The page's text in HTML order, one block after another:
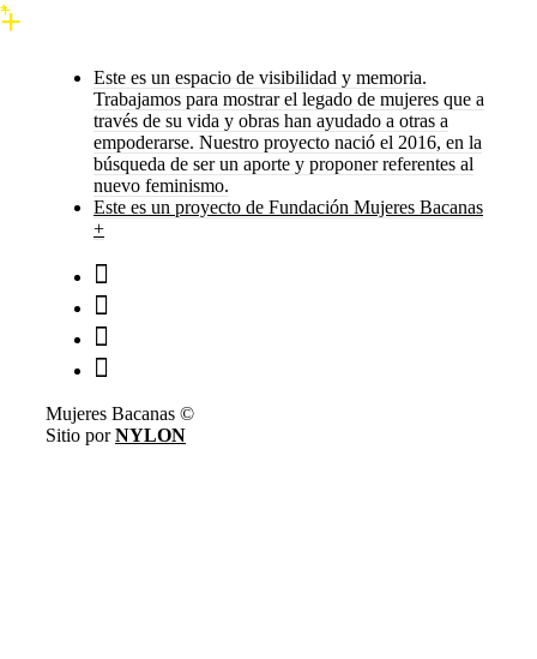
Este es un espacio de visibilidad y memoria.
Trabajamos para mostrar el legado de mujeres que a
través de su vida y obras han ayudado a otras a
empoderarse. Nuestro proyecto nació el 2016, en la
búsqueda de ser un aporte y proponer referentes al
nuevo feminismo.
Este es un proyecto de Fundación Mujeres Bacanas
+
Mujeres Bacanas ©
Sitio porNYLON